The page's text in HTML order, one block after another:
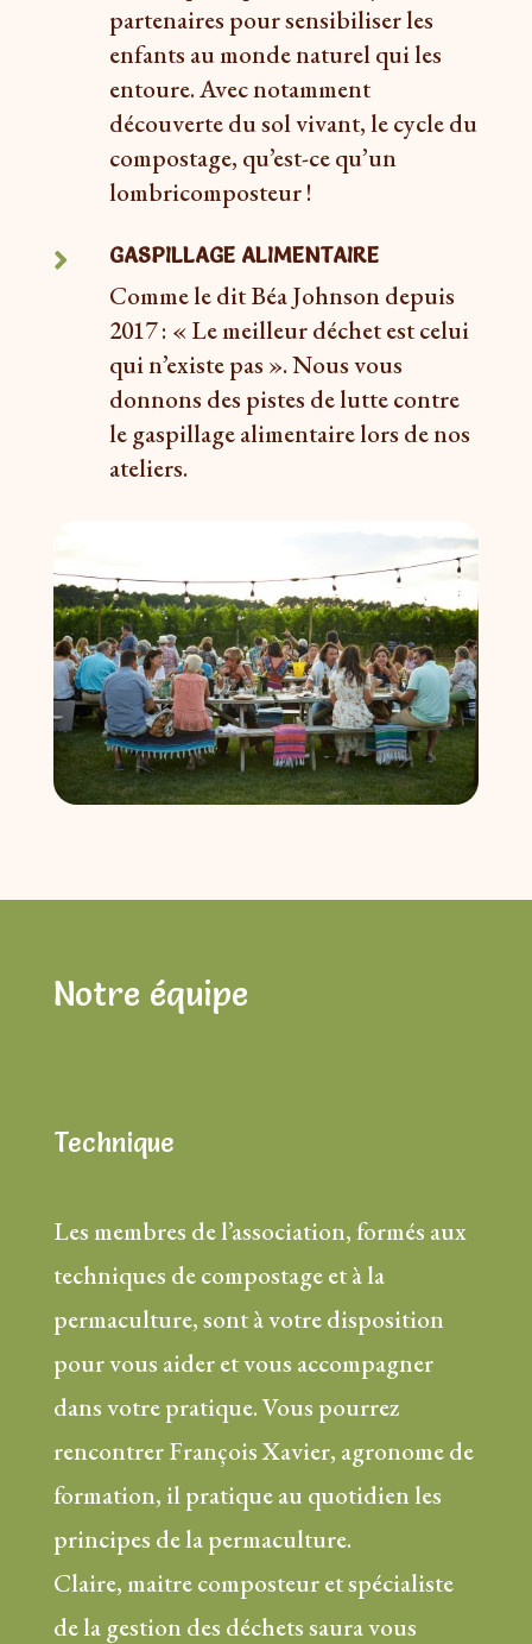
partenaires pour sensibiliser les
enfants au monde naturel qui les
entoure. Avec notamment
découverte du sol vivant, le cycle du
compostage, qu’est-ce qu’un
lombricomposteur !
 GASPILLAGE ALIMENTAIRE
Comme le dit Béa Johnson depuis
2017 : « Le meilleur déchet est celui
qui n’existe pas ». Nous vous
donnons des pistes de lutte contre
le gaspillage alimentaire lors de nos
ateliers.
Notre équipe
Technique
Les membres de l’association, formés aux
techniques de compostage et à la
permaculture, sont à votre disposition
pour vous aider et vous accompagner
dans votre pratique. Vous pourrez
rencontrer François Xavier, agronome de
formation, il pratique au quotidien les
principes de la permaculture.
Claire, maitre composteur et spécialiste
de la gestion des déchets saura vous